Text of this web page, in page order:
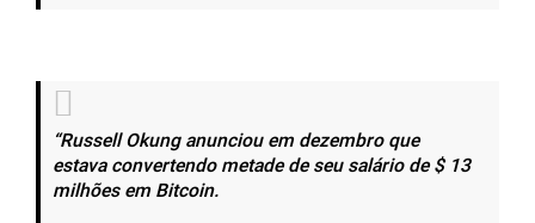
“Russell Okung anunciou em dezembro que
estava convertendo metade de seu salário de $ 13
milhões em Bitcoin.